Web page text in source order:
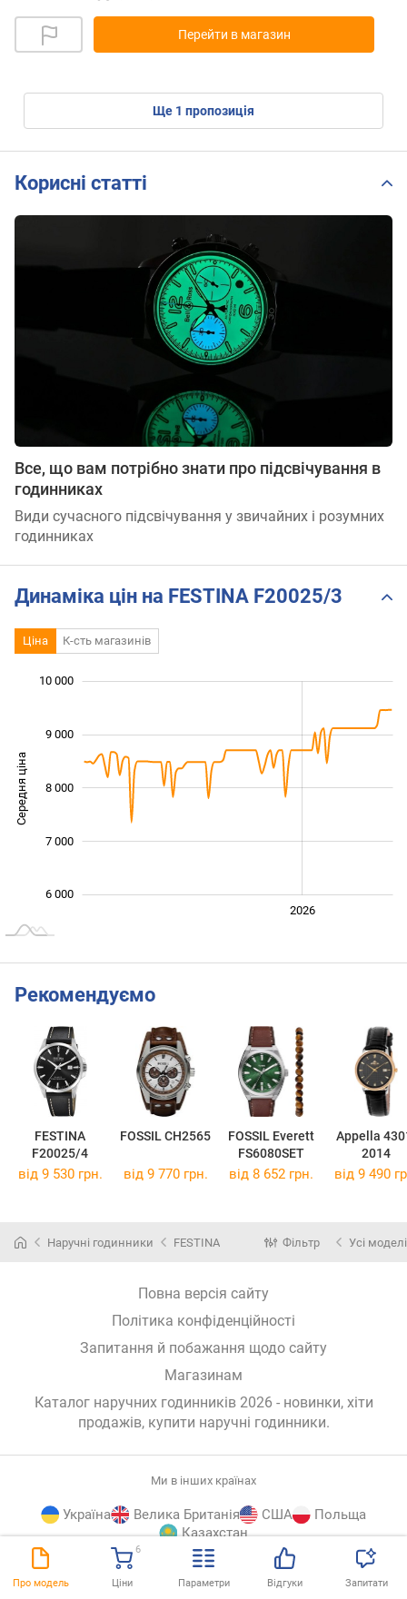
Про модель Ціни
6
Параметри Відгуки Запитати
Перейти в магазин
ще 1 пропозиція
Корисні статті
Все, що вам потрібно знати про підсвічування в
годинниках
Види сучасного підсвічування у звичайних і розумних
годинниках
Динаміка цін на FESTINA F20025/3
Ціна К-сть магазинів
Середня ціна 10 000
6 000
7 000
8 000
9 000
10 000
2026
Рекомендуємо
FESTINA
F20025/4
FOSSIL CH2565
FOSSIL Everett
FS6080SET
Appella
2014
від 9 530 грн. від 9 770 грн. від 8 652 грн. від 9 490
Наручні годинники FESTINA Фільтр Усі моделі
Повна версія сайту
Політика конфіденційності
Запитання й побажання щодо сайту
Магазинам
Каталог наручних годинників 2026 - новинки, хіти
продажів, купити наручні годинники.
Ми в інших країнах
Україна Велика Британія США
Польща
Казахстан
Katalog
© E-Katalog, 2026 ВГОРУ